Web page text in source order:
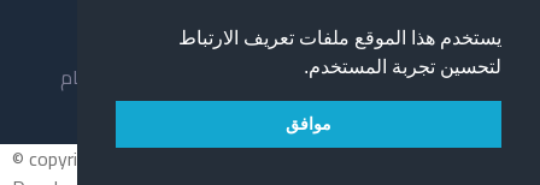
يستخدم هذا الموقع ملفات تعريف الارتباط
لتحسين تجربة المستخدم.
موافق
أهداف شبكة شام
خدمات شبكة شام
المستفيدون من الشبكة
لمحة عن شبكة شبام
بنية شبكة شام
مقدمة عن شبكة شام
نظام العمل في شبكة شام
© copyright 2026 All rights reserved.